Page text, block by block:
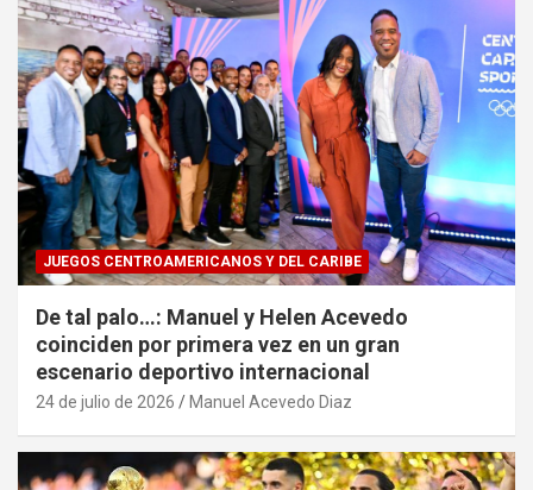
JUEGOS CENTROAMERICANOS Y DEL CARIBE
De tal palo…: Manuel y Helen Acevedo
coinciden por primera vez en un gran
escenario deportivo internacional
24 de julio de 2026 Manuel Acevedo Diaz